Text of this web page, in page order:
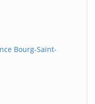
Bourg-Saint-